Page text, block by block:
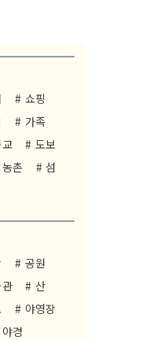
# 쇼핑
# 가족
# 도보
촌
# 섬
# 공원
# 산
# 야영장
경